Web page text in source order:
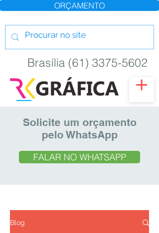
ORÇAMENTO
Brasília (61) 3375-5602
Solicite um orçamento
pelo WhatsApp
FALAR NO WHATSAPP
Blog